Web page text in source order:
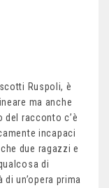
Ruspoli, è
ma anche
del racconto c’è
incapaci
due ragazzi e
di
un’opera prima